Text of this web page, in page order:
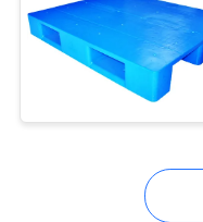
con lăn